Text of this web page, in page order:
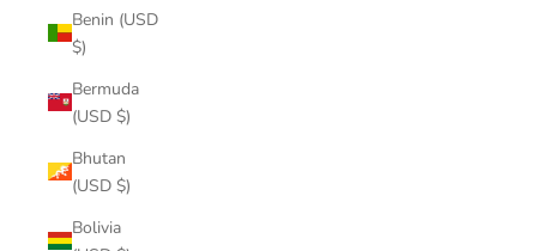
Benin (USD
$)
Bermuda
(USD $)
Bhutan
(USD $)
Bolivia